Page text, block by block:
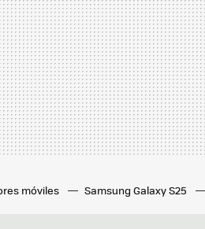
móviles Samsung Galaxy S25